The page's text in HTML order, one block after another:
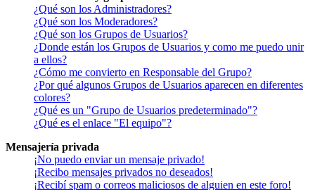
¿Qué son los Administradores?
¿Qué son los Moderadores?
¿Qué son los Grupos de Usuarios?
¿Donde están los Grupos de Usuarios y como me puedo unir
a ellos?
¿Cómo me convierto en Responsable del Grupo?
¿Por qué algunos Grupos de Usuarios aparecen en diferentes
colores?
¿Qué es un "Grupo de Usuarios predeterminado"?
¿Qué es el enlace "El equipo"?
Mensajería privada
¡No puedo enviar un mensaje privado!
¡Recibo mensajes privados no deseados!
¡Recibí spam o correos maliciosos de alguien en este foro!